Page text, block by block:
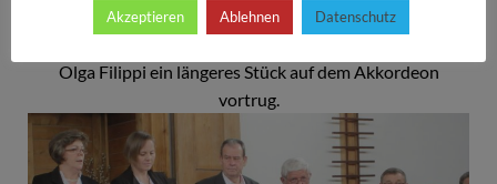
wunderschön, in der Christuskirche wieder so warmherzig
Olga Filippi ein längeres Stück auf dem Akkordeon
vortrug.
Akzeptieren Ablehnen Datenschutz